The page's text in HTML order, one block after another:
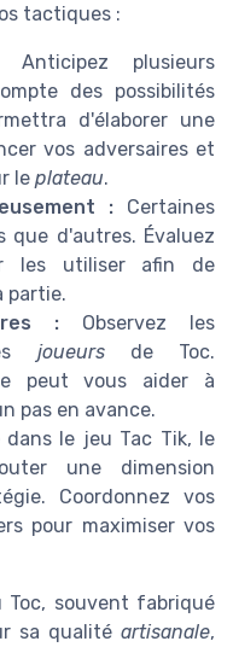
tactiques :
plusieurs
des possibilités
d'élaborer une
vos adversaires et
le plateau.
: Certaines
que d'autres. Évaluez
les utiliser afin de
partie.
: Observez les
joueursde Toc.
peut vous aider à
pas en avance.
dans le jeu Tac Tik, le
une dimension
Coordonnez vos
pour maximiser vos
Toc, souvent fabriqué
sa qualité artisanale,